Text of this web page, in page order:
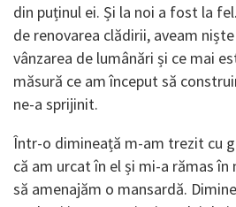
din puținul ei. Și la noi a fost la
de renovarea clădirii, aveam
vânzarea de lumânări și ce mai
măsură ce am început să
ne-a sprijinit.
Într-o dimineață m-am trezit cu
că am urcat în el și mi-a rămas
să amenajăm o mansardă.